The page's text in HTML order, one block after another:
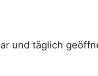
und täglich